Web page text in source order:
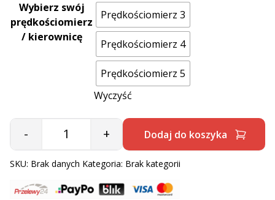
Wybierz swój
prędkościomierz
/ kierownicę
Prędkościomierz 3
Prędkościomierz 4
Prędkościomierz 5
Wyczyść
Quantity
- + Dodaj do koszyka
SKU: Brak danych Kategoria: Brak kategorii